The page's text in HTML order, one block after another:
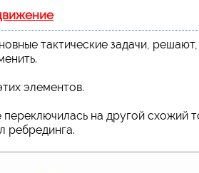
тактические задачи,
элементов.
на другой схожий
ребрединга.